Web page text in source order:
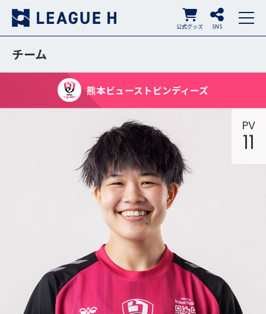
SNS
公式グッズ
チーム
熊本ビューストピンディーズ
PV
11